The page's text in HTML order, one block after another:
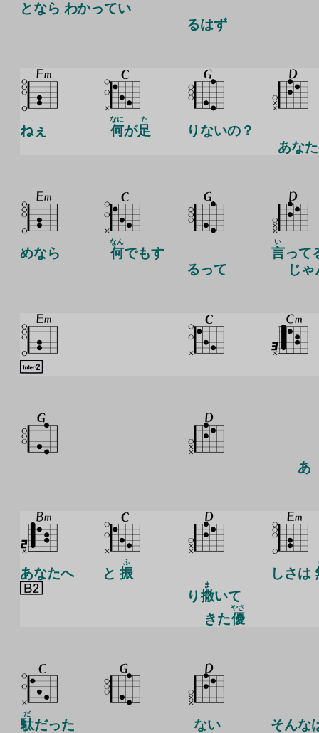
となら わかってい
るはず
ねぇ 何
なに
が足
た
りないの？
あな
めなら 何
なん
でもす
るって
言
い
って
じゃ
あ
あなたへ と振
ふ
り 撒
ま
いて
きた優
やさ
しさは
駄
だ
だった
ない そんな